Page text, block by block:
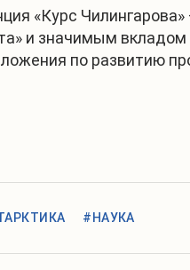
«Курс
и значимым вкладом
по развитию
#НАУКА